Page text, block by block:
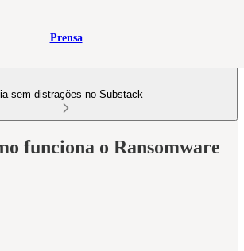
Prensa
sem distrações no Substack
funciona o Ransomware